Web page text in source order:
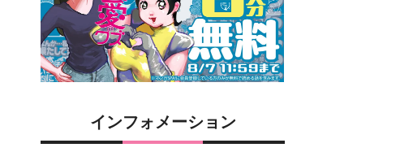
インフォメーション